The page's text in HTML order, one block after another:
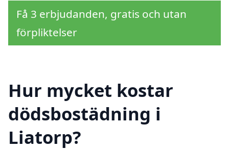
Få 3 erbjudanden, gratis och utan
förpliktelser
Hur mycket kostar
dödsbostädning i
Liatorp?